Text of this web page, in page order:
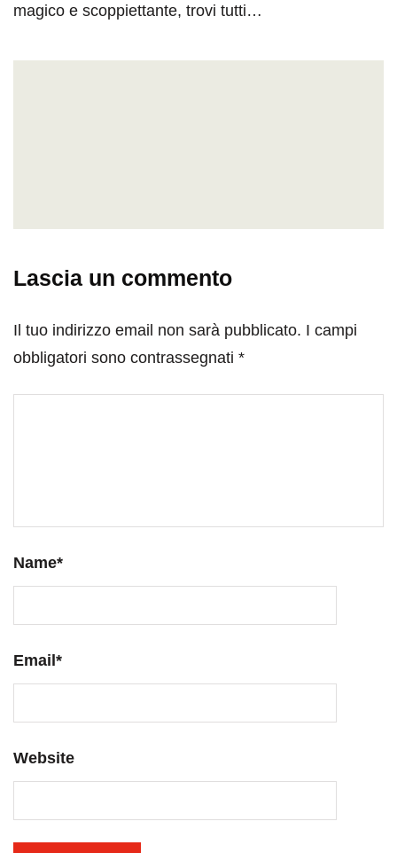
magico e scoppiettante, trovi tutti…
Lascia un commento
Il tuo indirizzo email non sarà pubblicato. I campi
obbligatori sono contrassegnati *
Name*
Email*
Website